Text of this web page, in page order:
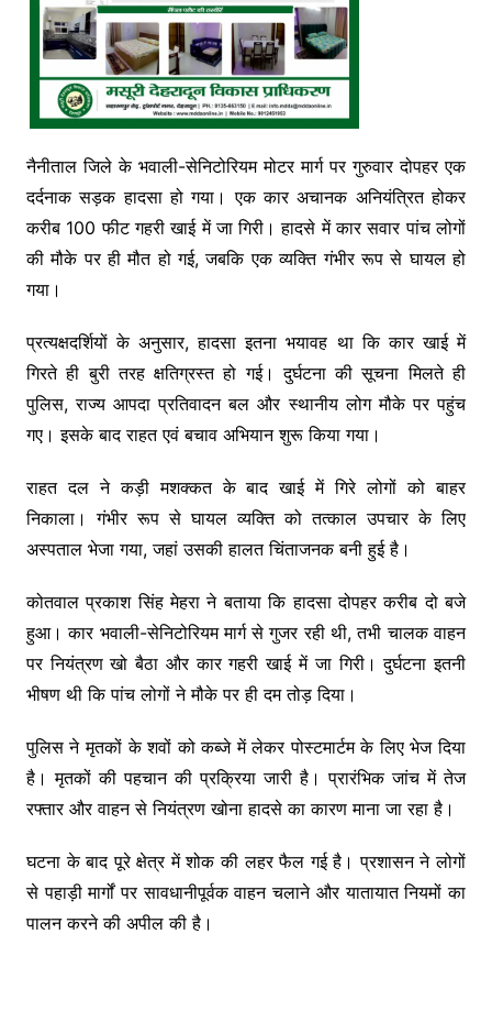
नैनीताल जिले के भवाली-सेनिटोरियम मोटर मार्ग पर गुरुवार दोपहर एक
दर्दनाक सड़क हादसा हो गया। एक कार अचानक अनियंत्रित होकर
करीब 100 फीट गहरी खाई में जा गिरी। हादसे में कार सवार पांच लोगों
की मौके पर ही मौत हो गई, जबकि एक व्यक्ति गंभीर रूप से घायल हो
गया।
प्रत्यक्षदर्शियों के अनुसार, हादसा इतना भयावह था कि कार खाई में
गिरते ही बुरी तरह क्षतिग्रस्त हो गई। दुर्घटना की सूचना मिलते ही
पुलिस, राज्य आपदा प्रतिवादन बल और स्थानीय लोग मौके पर पहुंच
गए। इसके बाद राहत एवं बचाव अभियान शुरू किया गया।
राहत दल ने कड़ी मशक्कत के बाद खाई में गिरे लोगों को बाहर
निकाला। गंभीर रूप से घायल व्यक्ति को तत्काल उपचार के लिए
अस्पताल भेजा गया, जहां उसकी हालत चिंताजनक बनी हुई है।
कोतवाल प्रकाश सिंह मेहरा ने बताया कि हादसा दोपहर करीब दो बजे
हुआ। कार भवाली-सेनिटोरियम मार्ग से गुजर रही थी, तभी चालक वाहन
पर नियंत्रण खो बैठा और कार गहरी खाई में जा गिरी। दुर्घटना इतनी
भीषण थी कि पांच लोगों ने मौके पर ही दम तोड़ दिया।
पुलिस ने मृतकों के शवों को कब्जे में लेकर पोस्टमार्टम के लिए भेज दिया
है। मृतकों की पहचान की प्रक्रिया जारी है। प्रारंभिक जांच में तेज
रफ्तार और वाहन से नियंत्रण खोना हादसे का कारण माना जा रहा है।
घटना के बाद पूरे क्षेत्र में शोक की लहर फैल गई है। प्रशासन ने लोगों
से पहाड़ी मार्गों पर सावधानीपूर्वक वाहन चलाने और यातायात नियमों का
पालन करने की अपील की है।